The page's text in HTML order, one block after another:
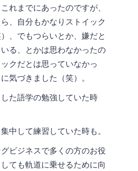
れまでにあったのですが、
、自分もかなりストイック
、でもつらいとか、嫌だと
る、とかは思わなかったの
クだとは思っていなかっ
気づきました（笑）。
た語学の勉強していた時
中して練習していた時も。
ビジネスで多くの方のお役
ても軌道に乗せるために向